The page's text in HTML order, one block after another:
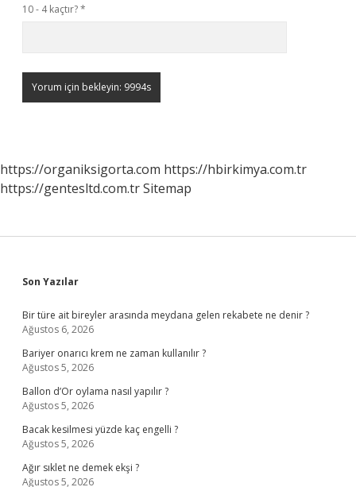
10 - 4 kaçtır?*
https://organiksigorta.com https://hbirkimya.com.tr
https://gentesltd.com.trSitemap
Sidebar
Son Yazılar
Bir türe ait bireyler arasında meydana gelen rekabete ne denir ?
Ağustos 6, 2026
Bariyer onarıcı krem ne zaman kullanılır ?
Ağustos 5, 2026
Ballon d’Or oylama nasıl yapılır ?
Ağustos 5, 2026
Bacak kesilmesi yüzde kaç engelli ?
Ağustos 5, 2026
Ağır sıklet ne demek ekşi ?
Ağustos 5, 2026